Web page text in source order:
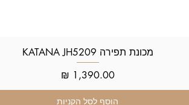
תצוגה מהירהמכונת תפירה KATANA JH5209
מחיר‏1,390.00 ‏₪
הוסף לסל הקניות